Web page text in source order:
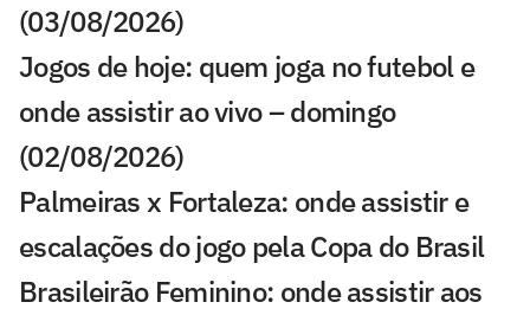
(03/08/2026)
Jogos de hoje: quem joga no futebol e
onde assistir ao vivo – domingo
(02/08/2026)
Palmeiras x Fortaleza: onde assistir e
escalações do jogo pela Copa do Brasil
Brasileirão Feminino: onde assistir aos